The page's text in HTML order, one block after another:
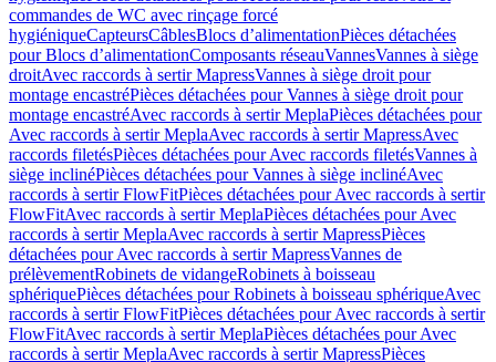
commandes de WC avec rinçage forcé
hygiéniqueCapteursCâblesBlocs d’alimentationPièces détachées
pour Blocs d’alimentationComposants réseauVannesVannes à siège
droitAvec raccords à sertir MapressVannes à siège droit pour
montage encastréPièces détachées pour Vannes à siège droit pour
montage encastréAvec raccords à sertir MeplaPièces détachées pour
Avec raccords à sertir MeplaAvec raccords à sertir MapressAvec
raccords filetésPièces détachées pour Avec raccords filetésVannes à
siège inclinéPièces détachées pour Vannes à siège inclinéAvec
raccords à sertir FlowFitPièces détachées pour Avec raccords à sertir
FlowFitAvec raccords à sertir MeplaPièces détachées pour Avec
raccords à sertir MeplaAvec raccords à sertir MapressPièces
détachées pour Avec raccords à sertir MapressVannes de
prélèvementRobinets de vidangeRobinets à boisseau
sphériquePièces détachées pour Robinets à boisseau sphériqueAvec
raccords à sertir FlowFitPièces détachées pour Avec raccords à sertir
FlowFitAvec raccords à sertir MeplaPièces détachées pour Avec
raccords à sertir MeplaAvec raccords à sertir MapressPièces